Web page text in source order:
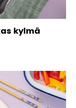
kylmä